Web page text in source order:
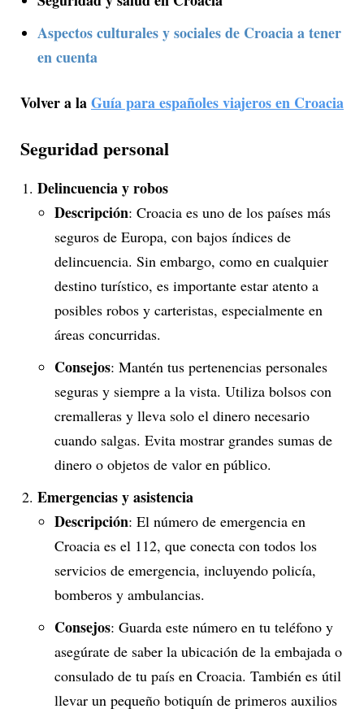
Aspectos culturales y sociales de Croacia a tener
en cuenta
Volver a laGuía para españoles viajeros en Croacia
Seguridad personal
Delincuencia y robos
Descripción: Croacia es uno de los países más
seguros de Europa, con bajos índices de
delincuencia. Sin embargo, como en cualquier
destino turístico, es importante estar atento a
posibles robos y carteristas, especialmente en
áreas concurridas.
Consejos: Mantén tus pertenencias personales
seguras y siempre a la vista. Utiliza bolsos con
cremalleras y lleva solo el dinero necesario
cuando salgas. Evita mostrar grandes sumas de
dinero o objetos de valor en público.
Emergencias y asistencia
Descripción: El número de emergencia en
Croacia es el 112, que conecta con todos los
servicios de emergencia, incluyendo policía,
bomberos y ambulancias.
Consejos: Guarda este número en tu teléfono y
asegúrate de saber la ubicación de la embajada o
consulado de tu país en Croacia. También es útil
llevar un pequeño botiquín de primeros auxilios